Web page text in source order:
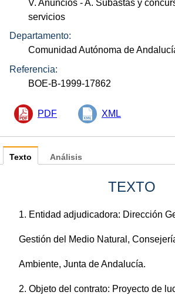
V. Anuncios - A. Subastas y
servicios
Departamento:
Comunidad Autónoma de
Referencia:
BOE-B-1999-17862
PDF XML
Texto
TEXTO
1. Entidad adjudicadora: Dirección
Gestión del Medio Natural,
Ambiente, Junta de Andalucía.
2. Objeto del contrato: Proyecto de
Análisis